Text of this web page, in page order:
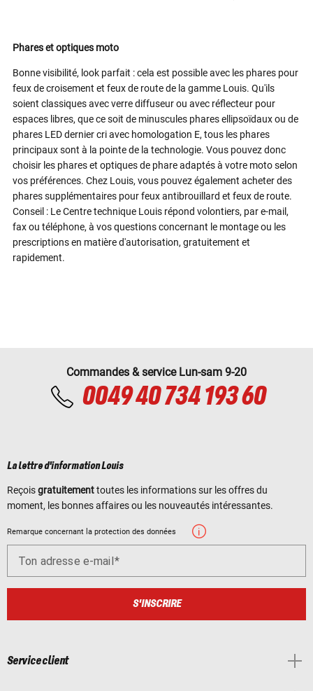
Phares et optiques moto
Bonne visibilité, look parfait : cela est possible avec les phares pour
feux de croisement et feux de route de la gamme Louis. Qu'ils
soient classiques avec verre diffuseur ou avec réflecteur pour
espaces libres, que ce soit de minuscules phares ellipsoïdaux ou de
phares LED dernier cri avec homologation E, tous les phares
principaux sont à la pointe de la technologie. Vous pouvez donc
choisir les phares et optiques de phare adaptés à votre moto selon
vos préférences. Chez Louis, vous pouvez également acheter des
phares supplémentaires pour feux antibrouillard et feux de route.
Conseil : Le Centre technique Louis répond volontiers, par e-mail,
fax ou téléphone, à vos questions concernant le montage ou les
prescriptions en matière d'autorisation, gratuitement et
rapidement.
Commandes & service Lun-sam 9-20
0049 40 734 193 60
La lettre d'information Louis
Reçoisgratuitementtoutes les informations sur les offres du
moment, les bonnes affaires ou les nouveautés intéressantes.
Remarque concernant la protection des données
Ton adresse e-mail
S'INSCRIRE
Service client